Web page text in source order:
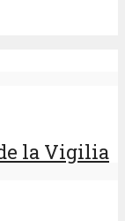
la Vigilia